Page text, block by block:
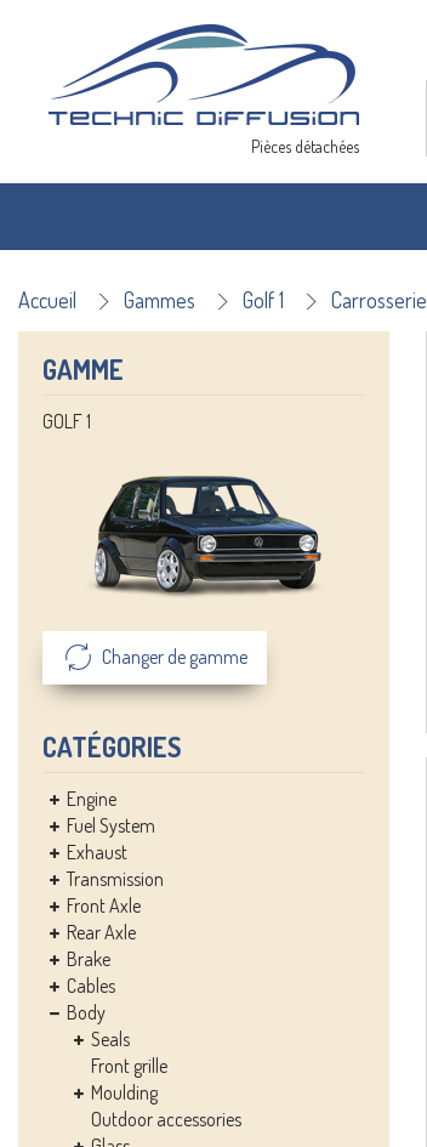
Pièces détachées
Accueil Gammes Golf 1 Carrosserie
GAMME
GOLF 1
Changer de gamme
CATÉGORIES
Engine
Fuel System
Exhaust
Transmission
Front Axle
Rear Axle
Brake
Cables
Body
Seals
Front grille
Moulding
Outdoor accessories